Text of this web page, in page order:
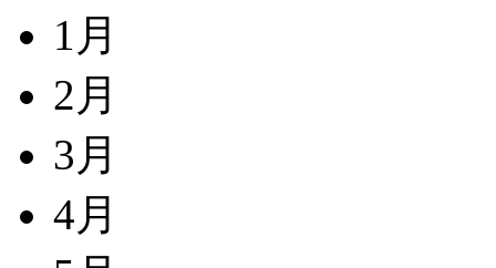
1月
2月
3月
4月